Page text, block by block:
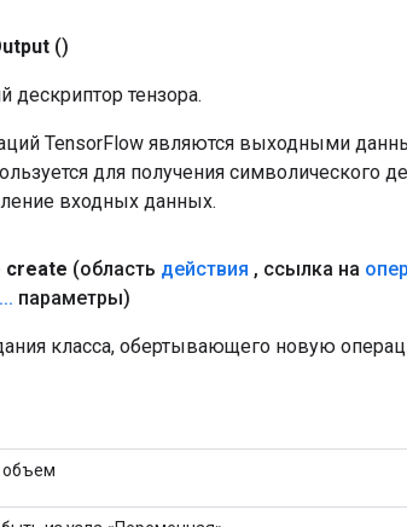
()
дескриптор тензора.
TensorFlow являются выходными
для получения символического
входных данных.
create (область действия , ссылка на
... параметры)
класса, обертывающего новую
объем